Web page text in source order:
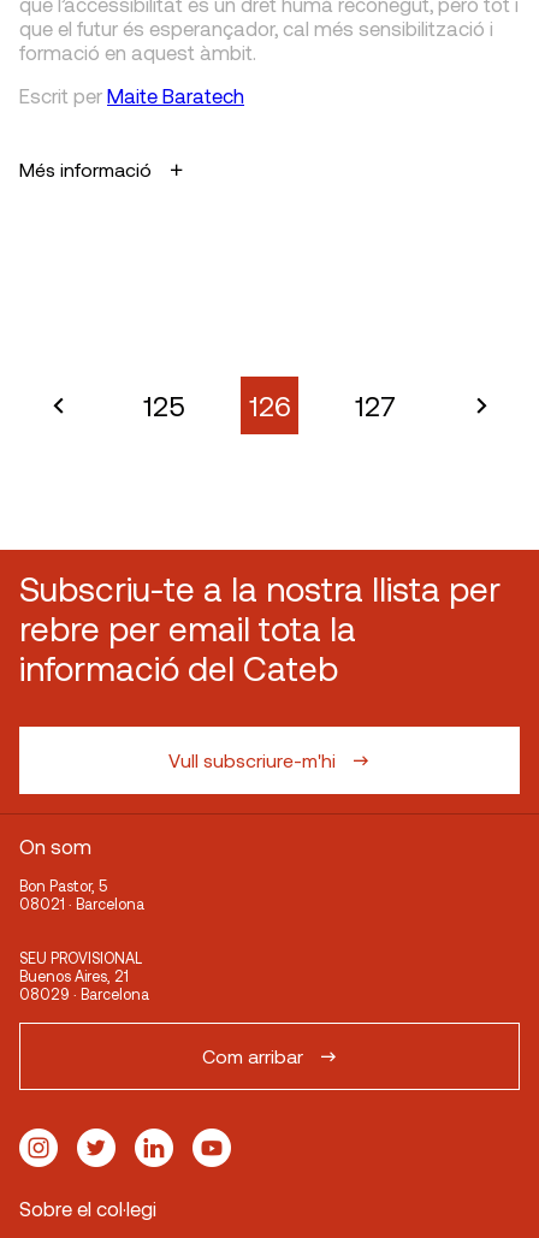
que el futur és esperançador, cal més sensibilització i
formació en aquest àmbit.
Escrit per Maite Baratech
Més informació
125 126 127
Subscriu-te a la nostra llista per
rebre per email tota la
informació del Cateb
Vull subscriure-m'hi
On som
Bon Pastor, 5
08021 · Barcelona
SEU PROVISIONAL
Buenos Aires, 21
08029 · Barcelona
Com arribar
Sobre el col·legi